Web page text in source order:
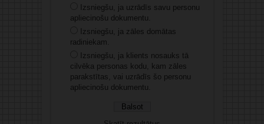
Izsniegšu, ja uzrādīs savu personu
apliecinošu dokumentu.
Izsniegšu, ja zāles domātas
radiniekam.
Izsniegšu, ja klients nosauks tā
cilvēka personas kodu, kam zāles
parakstītas, vai uzrādīs šo personu
apliecinošu dokumentu.